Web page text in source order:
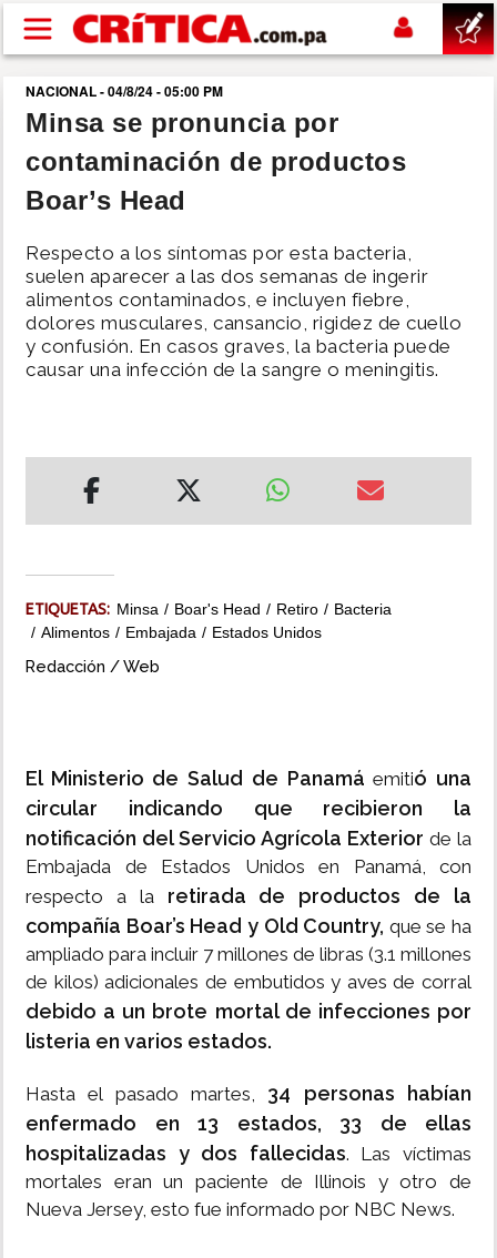
Pasar al contenido principal
buscar
SUCESOS
POLÍTICA
SHOW
MULTIMEDIA
IMPRESO
NACIONAL - 04/8/24 - 05:00 PM
Minsa se pronuncia por
contaminación de productos
Boar’s Head
Respecto a los síntomas por esta bacteria,
suelen aparecer a las dos semanas de ingerir
alimentos contaminados, e incluyen fiebre,
dolores musculares, cansancio, rigidez de cuello
y confusión. En casos graves, la bacteria puede
causar una infección de la sangre o meningitis.
ETIQUETAS: Minsa Boar's Head Retiro
Bacteria
Alimentos
Embajada Estados Unidos
Redacción / Web
El Ministerio de Salud de Panamá emitió una
circular indicando que recibieron la
notificación del Servicio Agrícola Exterior de la
Embajada de Estados Unidos en Panamá, con
respecto a la retirada de productos de la
compañía Boar’s Head y Old Country, que se ha
ampliado para incluir 7 millones de libras (3.1 millones
de kilos) adicionales de embutidos y aves de corral
debido a un brote mortal de infecciones por
listeria en varios estados.
Hasta el pasado martes, 34 personas habían
enfermado en 13 estados, 33 de ellas
hospitalizadas y dos fallecidas. Las víctimas
mortales eran un paciente de Illinois y otro de
Nueva Jersey, esto fue informado por NBC News.